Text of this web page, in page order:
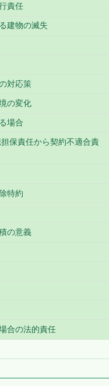
責任
建物の滅失
対応策
の変化
場合
保責任から契約不適合責
特約
の意義
合の法的責任